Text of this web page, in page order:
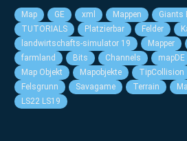
Map GE xml Mappen Giants
TUTORIALS
Platzierbar Felder
landwirtschafts-simulator 19
Mapper
farmland
Bits Channels mapDE
Map Objekt
Mapobjekte TipCollision
Felsgrunn
Savagame Terrain
LS22 LS19